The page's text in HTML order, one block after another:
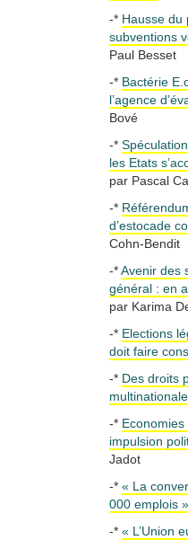
-* Hausse du
subventions
Paul Besset
-* Bactérie
l’agence
Bové
-*
les Etats
par Pascal
-*
d’estocade
Cohn-Bendit
-*Avenir des
général : en
par Karima
-* Elections
doit faire
-* Des droits
-* Economies
impulsion
Jadot
-* « La
000 emplois »
-* « L’Union